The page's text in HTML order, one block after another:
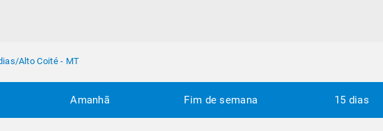
/Alto Coité - MT
Amanhã Fim de semana 15 dias